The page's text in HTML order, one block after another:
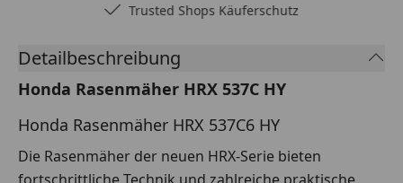
Trusted Shops Käuferschutz
Detailbeschreibung
Honda Rasenmäher HRX 537C HY
Honda Rasenmäher HRX 537C6 HY
Die Rasenmäher der neuen HRX-Serie bieten